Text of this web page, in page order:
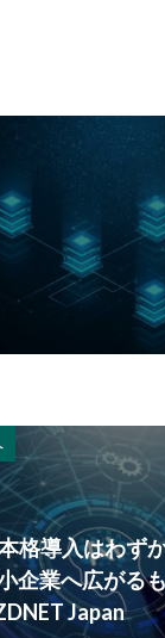
格導入はわず
企業へ広がる
Japan